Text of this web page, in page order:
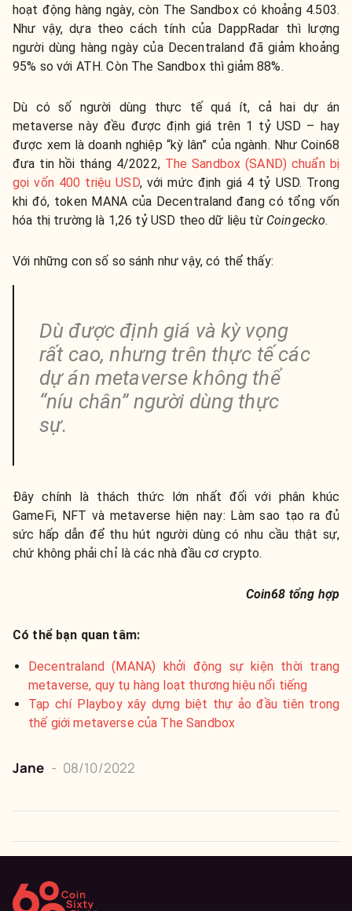
hoạt động hàng ngày, còn The Sandbox có khoảng 4.503.
Như vậy, dựa theo cách tính của DappRadar thì lượng
người dùng hàng ngày của Decentraland đã giảm khoảng
95% so với ATH. Còn The Sandbox thì giảm 88%.
Dù có số người dùng thực tế quá ít, cả hai dự án
metaverse này đều được định giá trên 1 tỷ USD – hay
được xem là doanh nghiệp “kỳ lân” của ngành. Như Coin68
đưa tin hồi tháng 4/2022, The Sandbox (SAND) chuẩn bị
gọi vốn 400 triệu USD, với mức định giá 4 tỷ USD. Trong
khi đó, token MANA của Decentraland đang có tổng vốn
hóa thị trường là 1,26 tỷ USD theo dữ liệu từ Coingecko.
Với những con số so sánh như vậy, có thể thấy:
Dù được định giá và kỳ vọng
rất cao, nhưng trên thực tế các
dự án metaverse không thể
“níu chân” người dùng thực
sự.
Đây chính là thách thức lớn nhất đối với phân khúc
GameFi, NFT và metaverse hiện nay: Làm sao tạo ra đủ
sức hấp dẫn để thu hút người dùng có nhu cầu thật sự,
chứ không phải chỉ là các nhà đầu cơ crypto.
Coin68 tổng hợp
Có thể bạn quan tâm:
Decentraland (MANA) khởi động sự kiện thời trang
metaverse, quy tụ hàng loạt thương hiệu nổi tiếng
Tạp chí Playboy xây dựng biệt thự ảo đầu tiên trong
thế giới metaverse của The Sandbox
Jane - 08/10/2022